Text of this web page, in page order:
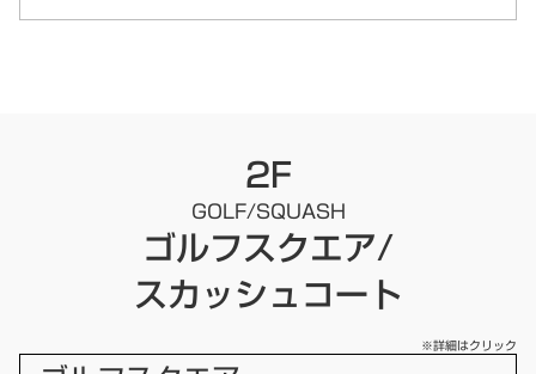
2F
GOLF/SQUASH
ゴルフスクエア/
スカッシュコート
※詳細はクリック